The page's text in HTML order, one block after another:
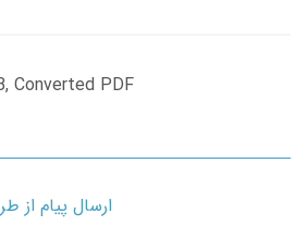
Converted PDF
ارسال پیام از طریق